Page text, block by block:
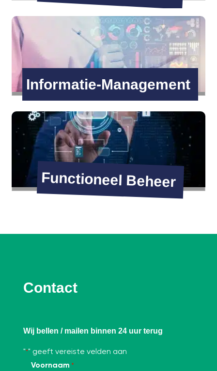
Informatie-Management
Functioneel Beheer
Contact
Wij bellen / mailen binnen 24 uur terug
"*" geeft vereiste velden aan
Voornaam *